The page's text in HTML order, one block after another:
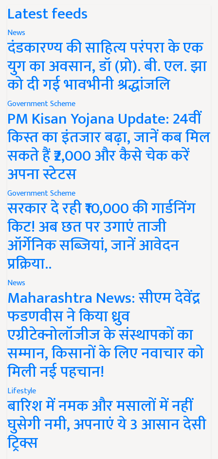
Latest feeds
News
दंडकारण्य की साहित्य परंपरा के एक
युग का अवसान, डॉ (प्रो). बी. एल. झा
को दी गई भावभीनी श्रद्धांजलि
Government Scheme
PM Kisan Yojana Update: 24वीं
किस्त का इंतजार बढ़ा, जानें कब मिल
सकते हैं ₹2,000 और कैसे चेक करें
अपना स्टेटस
Government Scheme
सरकार दे रही ₹10,000 की गार्डनिंग
किट! अब छत पर उगाएं ताजी
ऑर्गेनिक सब्जियां, जानें आवेदन
प्रक्रिया..
News
Maharashtra News: सीएम देवेंद्र
फडणवीस ने किया ध्रुव
एग्रीटेक्नोलॉजीज के संस्थापकों का
सम्मान, किसानों के लिए नवाचार को
मिली नई पहचान!
Lifestyle
बारिश में नमक और मसालों में नहीं
घुसेगी नमी, अपनाएं ये 3 आसान देसी
ट्रिक्स